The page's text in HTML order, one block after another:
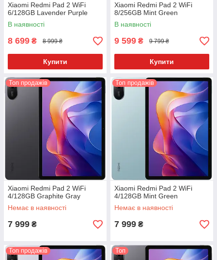
Xiaomi Redmi Pad 2 WiFi
6/128GB Lavender Purple
В наявності
8 699 ₴ 8 999 ₴
Купити
Xiaomi Redmi Pad 2 WiFi
8/256GB Mint Green
В наявності
9 599 ₴ 9 799 ₴
Купити
Топ продажів
Xiaomi Redmi Pad 2 WiFi
4/128GB Graphite Gray
Немає в наявності
7 999 ₴
Топ продажів
Xiaomi Redmi Pad 2 WiFi
4/128GB Mint Green
Немає в наявності
7 999 ₴
Топ продажів Топ